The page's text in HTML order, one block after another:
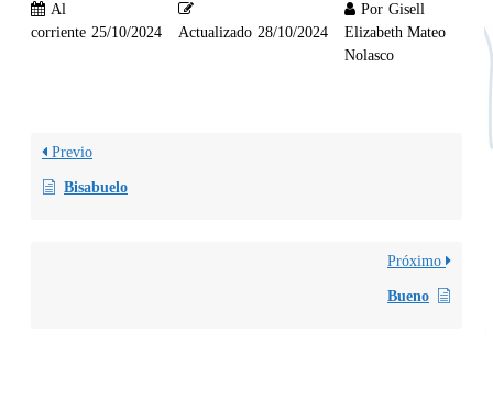
Al
corriente 25/10/2024 Actualizado 28/10/2024
Por Gisell
Elizabeth Mateo
Nolasco
Previo
Bisabuelo
Próximo
Bueno